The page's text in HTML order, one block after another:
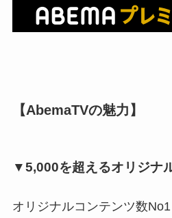
【AbemaTVの魅力】
▼5,000を超えるオリジナ
オリジナルコンテンツ数